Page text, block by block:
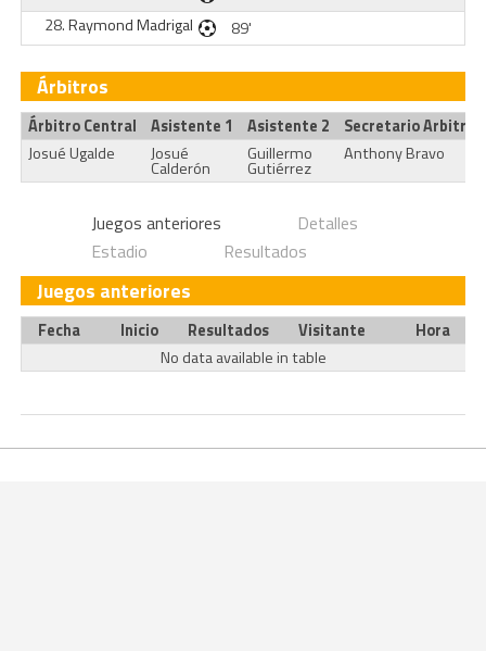
28.Raymond Madrigal 89'
Árbitros
Árbitro Central Asistente 1 Asistente 2
Secretario Arbitral
Josué Ugalde
Josué
Calderón
Guillermo
Gutiérrez
Anthony Bravo
Juegos anteriores
Detalles
Estadio
Resultados
Juegos anteriores
Fecha Inicio Resultados Visitante
Hora
No data available in table